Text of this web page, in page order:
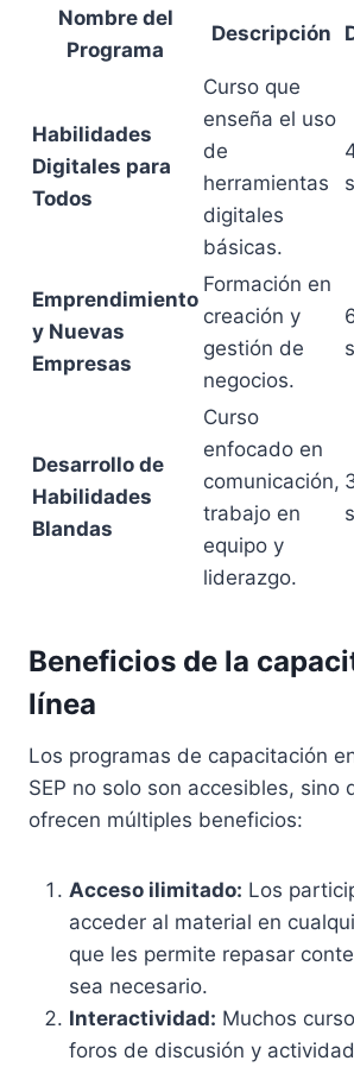
Nombre del
Programa
Descripción
Habilidades
Digitales para
Todos
Curso que
enseña el uso
de
herramientas
digitales
básicas.
Emprendimiento
y Nuevas
Empresas
Formación en
creación y
gestión de
negocios.
Desarrollo de
Habilidades
Blandas
Curso
enfocado en
comunicación,
trabajo en
equipo y
liderazgo.
Beneficios de la
línea
Los programas de capacitación
SEP no solo son accesibles, sino
ofrecen múltiples beneficios:
Acceso ilimitado: Los
acceder al material en
que les permite repasar
sea necesario.
Interactividad: Muchos
foros de discusión y